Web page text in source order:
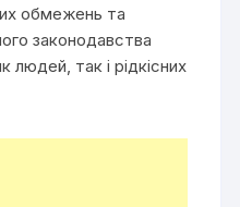
обмежень та
законодавства
так і рідкісних